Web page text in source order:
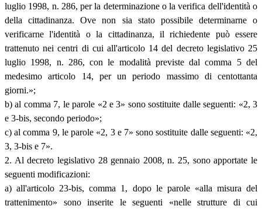
luglio 1998, n. 286, per la determinazione o la verifica dell'identità o
della cittadinanza. Ove non sia stato possibile determinarne o
verificarne l'identità o la cittadinanza, il richiedente può essere
trattenuto nei centri di cui all'articolo 14 del decreto legislativo 25
luglio 1998, n. 286, con le modalità previste dal comma 5 del
medesimo articolo 14, per un periodo massimo di centottanta
giorni.»;
b) al comma 7, le parole «2 e 3» sono sostituite dalle seguenti: «2, 3
e 3-bis, secondo periodo»;
c) al comma 9, le parole «2, 3 e 7» sono sostituite dalle seguenti: «2,
3, 3-bis e 7».
2. Al decreto legislativo 28 gennaio 2008, n. 25, sono apportate le
seguenti modificazioni:
a) all'articolo 23-bis, comma 1, dopo le parole «alla misura del
trattenimento» sono inserite le seguenti «nelle strutture di cui